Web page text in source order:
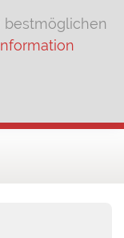
bestmöglichen